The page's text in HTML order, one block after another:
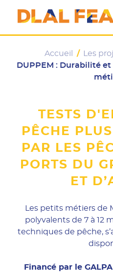
DLAL FEAMPA
Accueil / Les
DUPPEM : Durabilité
TESTS
PÊCHE
PAR LES
PORTS DU
ET
Les petits métiers de
polyvalents de 7 à 12
techniques de pêche,
Financé par le GALPA